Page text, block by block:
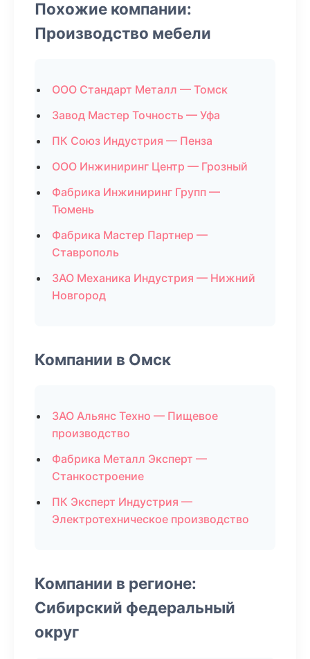
Похожие компании:
Производство мебели
ООО Стандарт Металл — Томск
Завод Мастер Точность — Уфа
ПК Союз Индустрия — Пенза
ООО Инжиниринг Центр — Грозный
Фабрика Инжиниринг Групп —
Тюмень
Фабрика Мастер Партнер —
Ставрополь
ЗАО Механика Индустрия — Нижний
Новгород
Компании в Омск
ЗАО Альянс Техно — Пищевое
производство
Фабрика Металл Эксперт —
Станкостроение
ПК Эксперт Индустрия —
Электротехническое производство
Компании в регионе:
Сибирский федеральный
округ